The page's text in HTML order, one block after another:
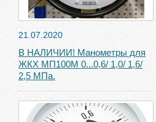
21.07.2020
В НАЛИЧИИ! Манометры для
ЖКХ МП100М 0...0,6/ 1,0/ 1,6/
2,5 МПа.